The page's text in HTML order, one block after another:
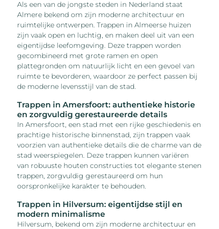
Als een van de jongste steden in Nederland staat
Almere bekend om zijn moderne architectuur en
ruimtelijke ontwerpen. Trappen in Almeerse huizen
zijn vaak open en luchtig, en maken deel uit van een
eigentijdse leefomgeving. Deze trappen worden
gecombineerd met grote ramen en open
plattegronden om natuurlijk licht en een gevoel van
ruimte te bevorderen, waardoor ze perfect passen bij
de moderne levensstijl van de stad.
Trappen in Amersfoort: authentieke historie
en zorgvuldig gerestaureerde details
In Amersfoort, een stad met een rijke geschiedenis en
prachtige historische binnenstad, zijn trappen vaak
voorzien van authentieke details die de charme van de
stad weerspiegelen. Deze trappen kunnen variëren
van robuuste houten constructies tot elegante stenen
trappen, zorgvuldig gerestaureerd om hun
oorspronkelijke karakter te behouden.
Trappen in Hilversum: eigentijdse stijl en
modern minimalisme
Hilversum, bekend om zijn moderne architectuur en